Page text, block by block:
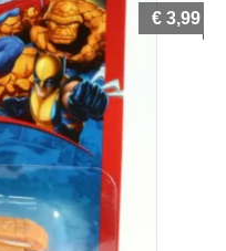
€ 3,99